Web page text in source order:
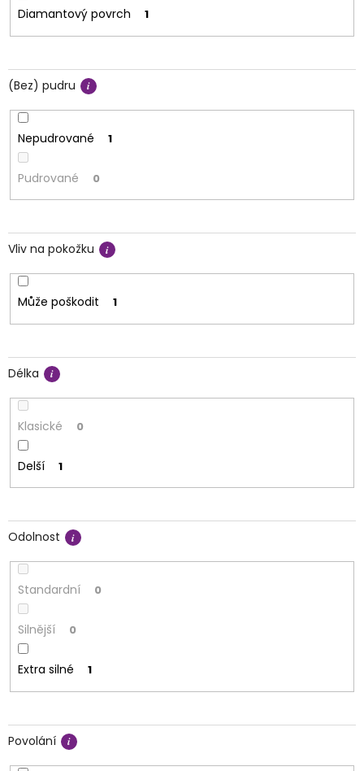
Diamantový povrch 1
(Bez) pudru
Nepudrované 1
Pudrované 0
Vliv na pokožku
Může poškodit 1
Délka
Klasické 0
Delší 1
Odolnost
Standardní 0
Silnější 0
Extra silné 1
Povolání